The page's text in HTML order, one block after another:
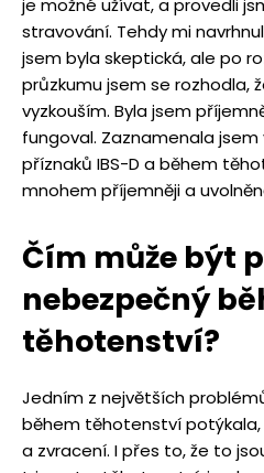
je možné užívat, a provedli
stravování. Tehdy mi navrhnul
jsem byla skeptická, ale po
průzkumu jsem se rozhodla,
vyzkouším. Byla jsem
fungoval. Zaznamenala
příznaků IBS-D a během
mnohem příjemněji a
Čím může být
nebezpečný
těhotenství?
Jedním z největších
během těhotenství
a zvracení. I přes to, že to